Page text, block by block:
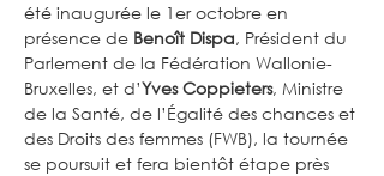
été inaugurée le 1er octobre en
présence de Benoît Dispa, Président du
Parlement de la Fédération Wallonie-
Bruxelles, et d’Yves Coppieters, Ministre
de la Santé, de l’Égalité des chances et
des Droits des femmes (FWB), la tournée
se poursuit et fera bientôt étape près